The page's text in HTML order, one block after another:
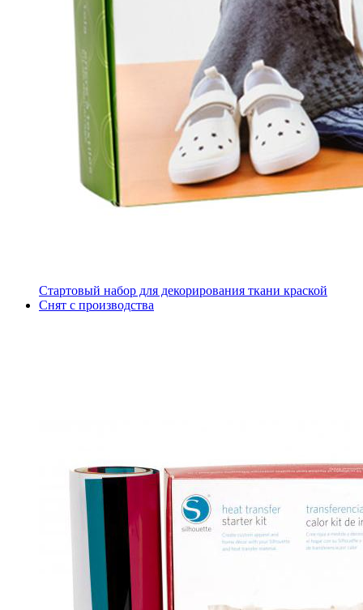
Стартовый набор для декорирования ткани краской
Снят с производства